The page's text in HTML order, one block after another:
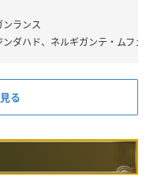
ンランス
ンダハド、ネルギガンテ・ムフ
る